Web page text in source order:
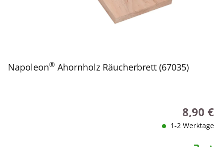
Napoleon® Ahornholz Räucherbrett (67035)
8,90 €
1-2 Werktage